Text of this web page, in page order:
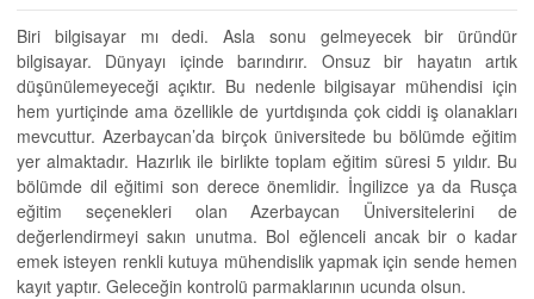
Biri bilgisayar mı dedi. Asla sonu gelmeyecek bir üründür
bilgisayar. Dünyayı içinde barındırır. Onsuz bir hayatın artık
düşünülemeyeceği açıktır. Bu nedenle bilgisayar mühendisi için
hem yurtiçinde ama özellikle de yurtdışında çok ciddi iş olanakları
mevcuttur. Azerbaycan’da birçok üniversitede bu bölümde eğitim
yer almaktadır. Hazırlık ile birlikte toplam eğitim süresi 5 yıldır. Bu
bölümde dil eğitimi son derece önemlidir. İngilizce ya da Rusça
eğitim seçenekleri olan Azerbaycan Üniversitelerini de
değerlendirmeyi sakın unutma. Bol eğlenceli ancak bir o kadar
emek isteyen renkli kutuya mühendislik yapmak için sende hemen
kayıt yaptır. Geleceğin kontrolü parmaklarının ucunda olsun.